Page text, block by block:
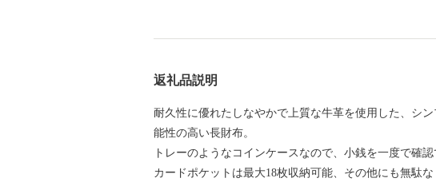
返礼品説明
耐久性に優れたしなやかで上質な牛革を使用した、シ
能性の高い長財布。
トレーのようなコインケースなので、小銭を一度で確
カードポケットは最大18枚収納可能、その他にも無駄